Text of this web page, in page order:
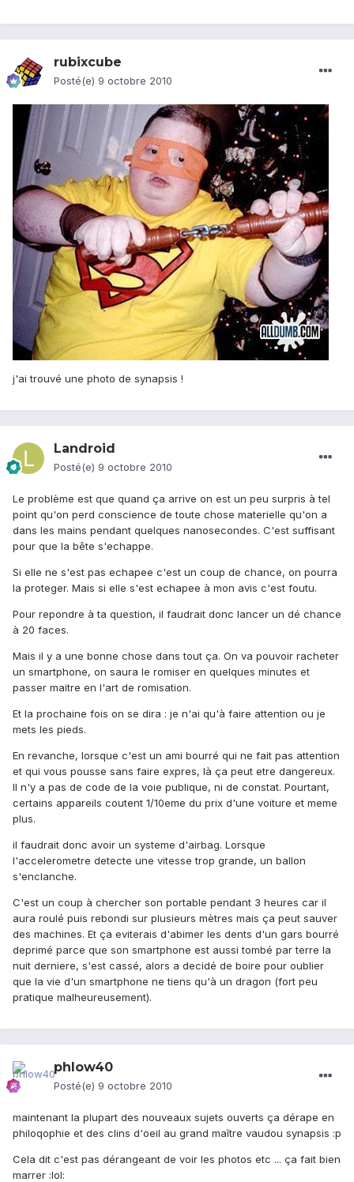
rubixcube
Posté(e) 9 octobre 2010
j'ai trouvé une photo de synapsis !
Landroid
Posté(e) 9 octobre 2010
Le problème est que quand ça arrive on est un peu surpris à tel
point qu'on perd conscience de toute chose materielle qu'on a
dans les mains pendant quelques nanosecondes. C'est suffisant
pour que la bête s'echappe.
Si elle ne s'est pas echapee c'est un coup de chance, on pourra
la proteger. Mais si elle s'est echapee à mon avis c'est foutu.
Pour repondre à ta question, il faudrait donc lancer un dé chance
à 20 faces.
Mais il y a une bonne chose dans tout ça. On va pouvoir racheter
un smartphone, on saura le romiser en quelques minutes et
passer maitre en l'art de romisation.
Et la prochaine fois on se dira : je n'ai qu'à faire attention ou je
mets les pieds.
En revanche, lorsque c'est un ami bourré qui ne fait pas attention
et qui vous pousse sans faire expres, là ça peut etre dangereux.
Il n'y a pas de code de la voie publique, ni de constat. Pourtant,
certains appareils coutent 1/10eme du prix d'une voiture et meme
plus.
il faudrait donc avoir un systeme d'airbag. Lorsque
l'accelerometre detecte une vitesse trop grande, un ballon
s'enclanche.
C'est un coup à chercher son portable pendant 3 heures car il
aura roulé puis rebondi sur plusieurs mètres mais ça peut sauver
des machines. Et ça eviterais d'abimer les dents d'un gars bourré
deprimé parce que son smartphone est aussi tombé par terre la
nuit derniere, s'est cassé, alors a decidé de boire pour oublier
que la vie d'un smartphone ne tiens qu'à un dragon (fort peu
pratique malheureusement).
phlow40
Posté(e) 9 octobre 2010
maintenant la plupart des nouveaux sujets ouverts ça dérape en
philoqophie et des clins d'oeil au grand maître vaudou synapsis :p
Cela dit c'est pas dérangeant de voir les photos etc ... ça fait bien
marrer :lol: